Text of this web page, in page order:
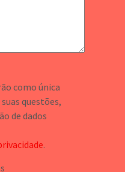
como única
questões,
de dados
.